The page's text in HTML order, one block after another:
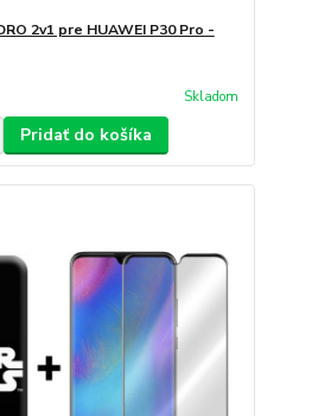
2v1 pre HUAWEI P30 Pro -
Skladom
Pridať do košíka